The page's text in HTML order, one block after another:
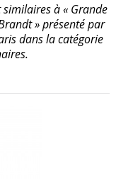
à « Grande
» présenté par
dans la catégorie